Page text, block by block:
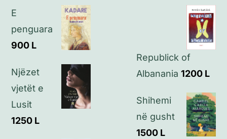
Politikat e privatësisë
Kontakt
E
penguara
900 L
Njëzet
vjetët e
Lusit
1250 L
Republick of
Albanania 1200 L
Shihemi
në gusht
1500 L